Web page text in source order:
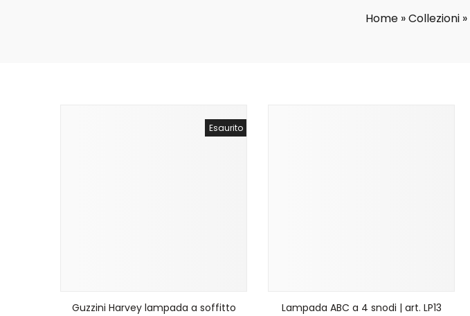
Home »Collezioni »
Esaurito
Guzzini Harvey lampada a soffitto
Lampada ABC a 4 snodi | art. LP13